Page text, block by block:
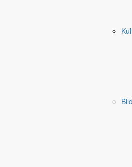
Jauernick-Buschbach
Diese Veranstaltung hat bereits